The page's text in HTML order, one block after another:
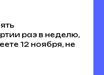
раз в неделю,
12 ноября, не